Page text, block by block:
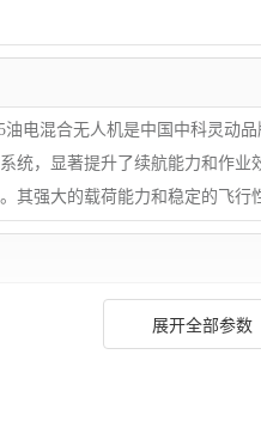
油电混合无人机是中国中科灵动
统，显著提升了续航能力和作
其强大的载荷能力和稳定的飞行
展开全部参数